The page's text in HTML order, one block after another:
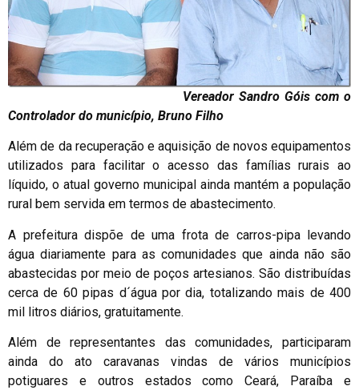
Vereador Sandro Góis com o
Controlador do município, Bruno Filho
Além de da recuperação e aquisição de novos equipamentos
utilizados para facilitar o acesso das famílias rurais ao
líquido, o atual governo municipal ainda mantém a população
rural bem servida em termos de abastecimento.
A prefeitura dispõe de uma frota de carros-pipa levando
água diariamente para as comunidades que ainda não são
abastecidas por meio de poços artesianos. São distribuídas
cerca de 60 pipas d´água por dia, totalizando mais de 400
mil litros diários, gratuitamente.
Além de representantes das comunidades, participaram
ainda do ato caravanas vindas de vários municípios
potiguares e outros estados como Ceará, Paraíba e